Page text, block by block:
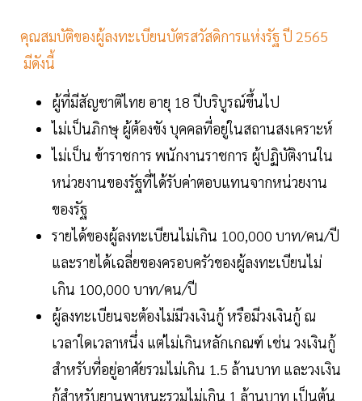
คุณสมบัติของผู้ลงทะเบียนบัตรสวัสดิการแห่งรัฐ ปี 2565
มีดังนี้
ผู้ที่มีสัญชาติไทย อายุ 18 ปีบริบูรณ์ขึ้นไป
ไม่เป็นภิกษุ ผู้ต้องขัง บุคคลที่อยู่ในสถานสงเคราะห์
ไม่เป็น ข้าราชการ พนักงานราชการ ผู้ปฏิบัติงานใน
หน่วยงานของรัฐที่ได้รับค่าตอบแทนจากหน่วยงาน
ของรัฐ
รายได้ของผู้ลงทะเบียนไม่เกิน 100,000 บาท/คน/ปี
และรายได้เฉลี่ยของครอบครัวของผู้ลงทะเบียนไม่
เกิน 100,000 บาท/คน/ปี
ผู้ลงทะเบียนจะต้องไม่มีวงเงินกู้ หรือมีวงเงินกู้ ณ
เวลาใดเวลาหนึ่ง แต่ไม่เกินหลักเกณฑ์ เช่น วงเงินกู้
สำหรับที่อยู่อาศัยรวมไม่เกิน 1.5 ล้านบาท และวงเงิน
กู้สำหรับยานพาหนะรวมไม่เกิน 1 ล้านบาท เป็นต้น